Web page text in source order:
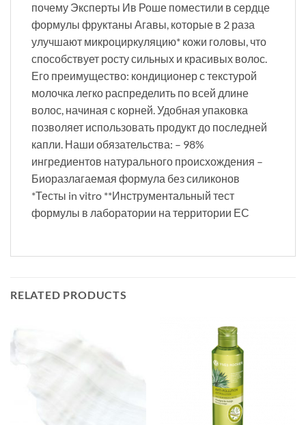
почему Эксперты Ив Роше поместили в сердце
формулы фруктаны Агавы, которые в 2 раза
улучшают микроциркуляцию* кожи головы, что
способствует росту сильных и красивых волос.
Его преимущество: кондиционер с текстурой
молочка легко распределить по всей длине
волос, начиная с корней. Удобная упаковка
позволяет использовать продукт до последней
капли. Наши обязательства: – 98%
ингредиентов натурального происхождения –
Биоразлагаемая формула без силиконов
*Тесты in vitro **Инструментальный тест
формулы в лаборатории на территории ЕС
RELATED PRODUCTS